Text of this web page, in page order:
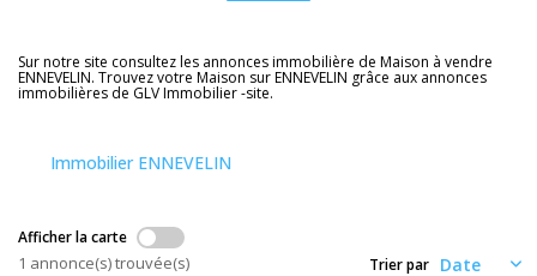
NOS AGENCES
Créer une alerte
Sur notre site consultez les annonces immobilière de Maison à vendre
ENNEVELIN. Trouvez votre Maison sur ENNEVELIN grâce aux annonces
immobilières de GLV Immobilier -site.
Immobilier ENNEVELIN
Afficher la carte
1 annonce(s) trouvée(s) Trier par